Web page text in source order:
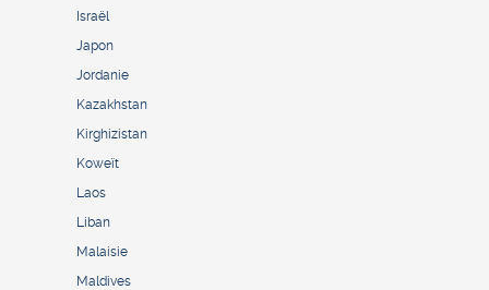
Israël
Japon
Jordanie
Kazakhstan
Kirghizistan
Koweït
Laos
Liban
Malaisie
Maldives